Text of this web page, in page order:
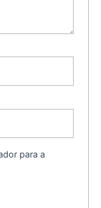
para a